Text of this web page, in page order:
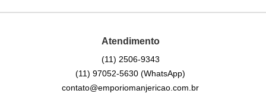
Atendimento
(11) 2506-9343
(11) 97052-5630(WhatsApp)
contato@emporiomanjericao.com.br